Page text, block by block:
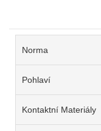
Norma
Pohlaví
Kontaktní Materiály